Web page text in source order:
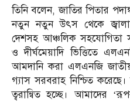
তিনি বলেন, জাতির পিতার
নতুন নতুন উৎস থেকে
দেশসহ আঞ্চলিক সহযোগিতা
ও দীর্ঘমেয়াদি ভিত্তিতে
আমদানি করা এলএনজি জাতীয়
গ্যাস সরবরাহ নিশ্চিত
ত্বরান্বিত হচ্ছে। আমাদের